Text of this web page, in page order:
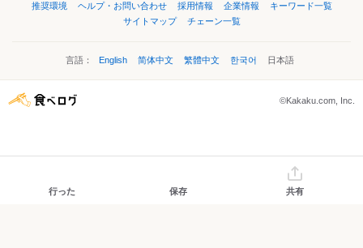
推奨環境
ヘルプ・お問い合わせ 採用情報 企業情報
キーワード一覧
サイトマップ
チェーン一覧
言語： English 简体中文 繁體中文 한국어 日本語
©Kakaku.com, Inc.
行った 保存 共有